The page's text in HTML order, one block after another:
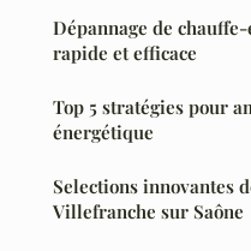
Dépannage de
rapide et efficace
Top 5 stratégies pour
énergétique
Selections innovantes
Villefranche sur Saône